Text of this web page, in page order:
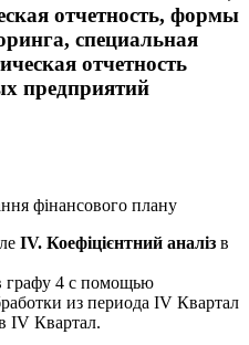
отчетность, формы
специальная
отчетность
предприятий
фінансового плану
ІV. Коефіцієнтний аналіз в
графу 4 с помощью
из периода IV Квартал
IV Квартал.